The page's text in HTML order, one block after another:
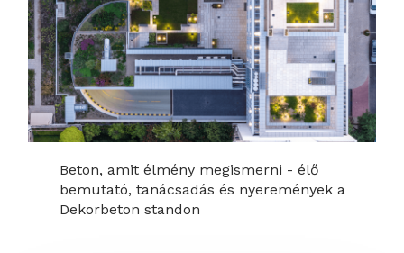
Beton, amit élmény megismerni - élő
bemutató, tanácsadás és nyeremények a
Dekorbeton standon